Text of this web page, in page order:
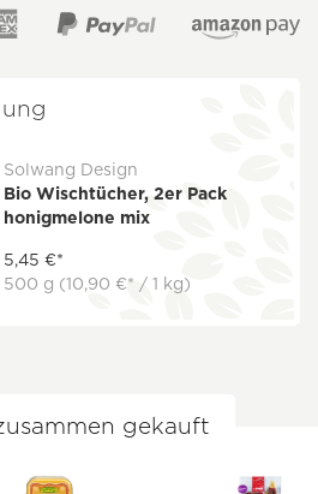
Solwang Design
Bio Wischtücher, 2er Pack
honigmelone mix
5,45 €*
500 g (10,90 €* / 1 kg)
gekauft